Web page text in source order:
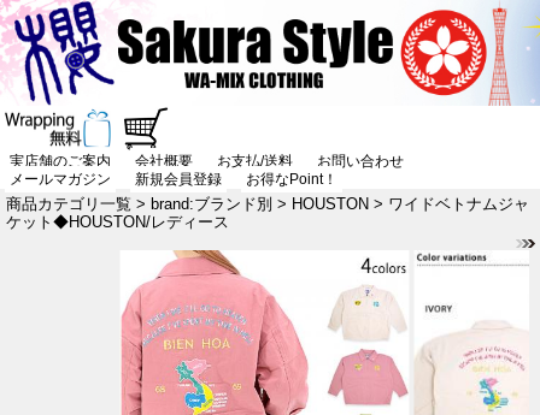
実店舗のご案内 会社概要 お支払/送料
お問い合わせ
メールマガジン
新規会員登録 お得なPoint！
商品カテゴリ一覧 > brand:ブランド別 > HOUSTON > ワイドベトナムジャ
ケット◆HOUSTON/レディース